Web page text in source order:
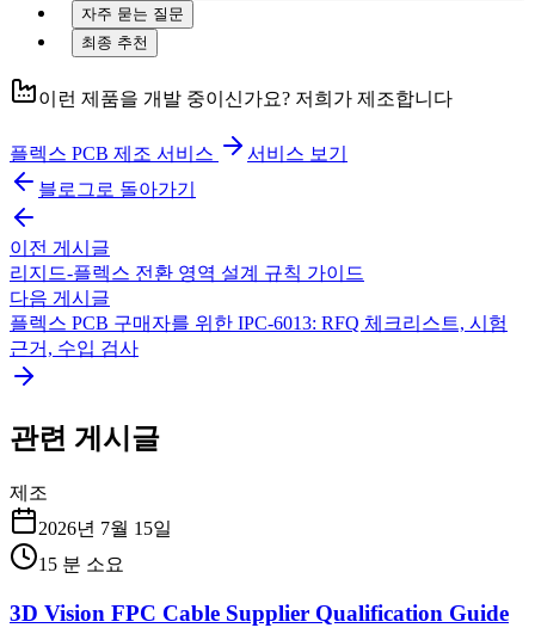
자주 묻는 질문
최종 추천
이런 제품을 개발 중이신가요? 저희가 제조합니다
플렉스 PCB 제조 서비스
서비스 보기
블로그로 돌아가기
이전 게시글
리지드-플렉스 전환 영역 설계 규칙 가이드
다음 게시글
플렉스 PCB 구매자를 위한 IPC-6013: RFQ 체크리스트, 시험
근거, 수입 검사
관련 게시글
제조
2026년 7월 15일
15 분 소요
3D Vision FPC Cable Supplier Qualification Guide